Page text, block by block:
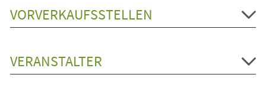
VORVERKAUFSSTELLEN
VERANSTALTER